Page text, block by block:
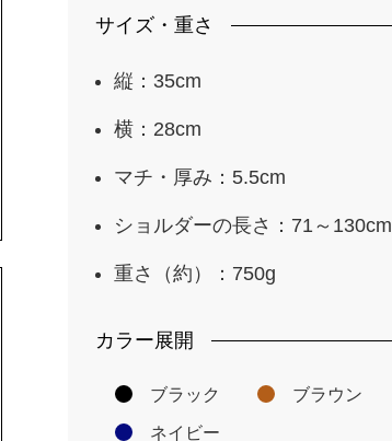
サイズ・重さ
縦：35cm
横：28cm
マチ・厚み：5.5cm
ショルダーの長さ：71～130cm
重さ（約）：750g
カラー展開
ブラック ブラウン
ネイビー